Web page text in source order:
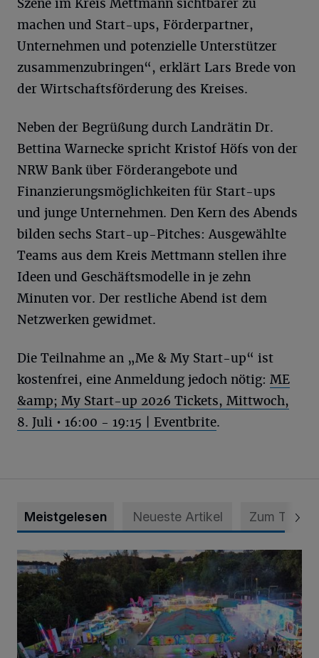
Szene im Kreis Mettmann sichtbarer zu
machen und Start-ups, Förderpartner,
Unternehmen und potenzielle Unterstützer
zusammenzubringen“, erklärt Lars Brede von
der Wirtschaftsförderung des Kreises.
Neben der Begrüßung durch Landrätin Dr.
Bettina Warnecke spricht Kristof Höfs von der
NRW Bank über Förderangebote und
Finanzierungsmöglichkeiten für Start-ups
und junge Unternehmen. Den Kern des Abends
bilden sechs Start-up-Pitches: Ausgewählte
Teams aus dem Kreis Mettmann stellen ihre
Ideen und Geschäftsmodelle in je zehn
Minuten vor. Der restliche Abend ist dem
Netzwerken gewidmet.
Die Teilnahme an „Me & My Start-up“ ist
kostenfrei, eine Anmeldung jedoch nötig: ME
&amp; My Start-up 2026 Tickets, Mittwoch,
8. Juli • 16:00 - 19:15 | Eventbrite.
Meistgelesen Neueste Artikel Zum Thema
Vier Tage mit vollem Programm